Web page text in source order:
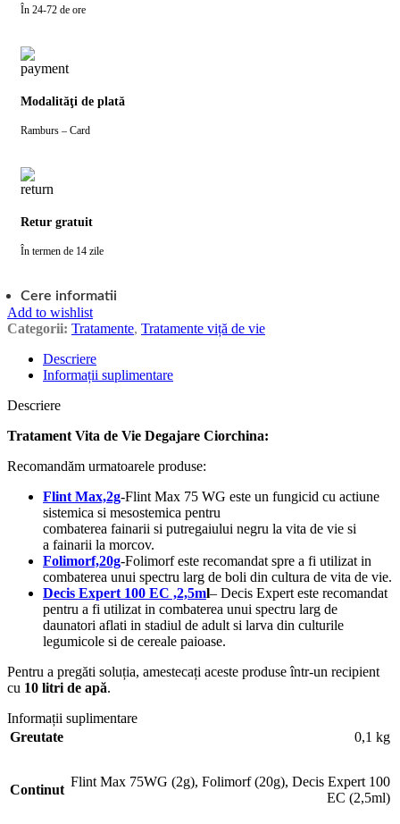
În 24-72 de ore
Modalităţi de plată
Ramburs – Card
Retur gratuit
În termen de 14 zile
Cere informatii
Add to wishlist
Categorii: Tratamente, Tratamente viță de vie
Descriere
Informații suplimentare
Descriere
Tratament Vita de Vie Degajare Ciorchina:
Recomandăm urmatoarele produse:
Flint Max,2g-Flint Max 75 WG este un fungicid cu actiune
sistemica si mesostemica pentru
combaterea fainarii si putregaiului negru la vita de vie si
a fainarii la morcov.
Folimorf,20g-Folimorf este recomandat spre a fi utilizat in
combaterea unui spectru larg de boli din cultura de vita de vie.
Decis Expert 100 EC ,2,5ml– Decis Expert este recomandat
pentru a fi utilizat in combaterea unui spectru larg de
daunatori aflati in stadiul de adult si larva din culturile
legumicole si de cereale paioase.
Pentru a pregăti soluția, amestecați aceste produse într-un recipient
cu 10 litri de apă.
Informații suplimentare
Greutate
0,1 kg
Continut
Flint Max 75WG (2g), Folimorf (20g), Decis Expert 100
EC (2,5ml)